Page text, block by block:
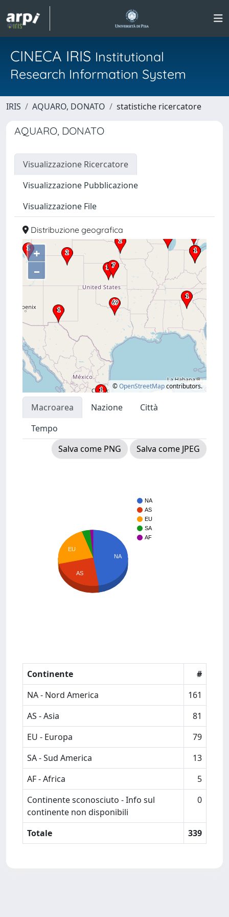
CINECA IRIS Institutional
Research Information System
IRIS AQUARO, DONATO statistiche ricercatore
AQUARO, DONATO
Visualizzazione Ricercatore
Visualizzazione Pubblicazione
Visualizzazione File
Distribuzione geografica
+
–
©OpenStreetMapcontributors.
Macroarea Nazione
Città
Tempo
Salva come PNG
Salva come JPEG
NA
AS
EU
SA
AF
NA
EU
AS
Continente
#
NA - Nord America
161
AS - Asia
81
EU - Europa
79
SA - Sud America
13
AF - Africa
5
Continente sconosciuto - Info sul
continente non disponibili
0
Totale 339